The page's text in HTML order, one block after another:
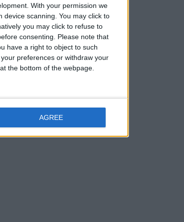
With your permission we
scanning. You may click to
you may click to refuse to
consenting. Please note that
have a right to object to such
preferences or withdraw your
the bottom of the webpage.
AGREE